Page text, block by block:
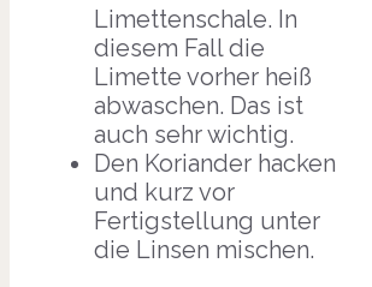
Limettenschale. In
diesem Fall die
Limette vorher heiß
abwaschen. Das ist
auch sehr wichtig.
Den Koriander hacken
und kurz vor
Fertigstellung unter
die Linsen mischen.